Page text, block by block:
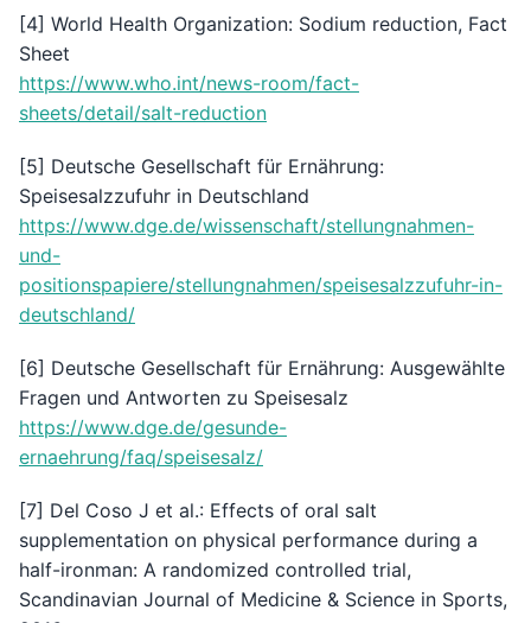
[4] World Health Organization: Sodium reduction, Fact
Sheet
https://www.who.int/news-room/fact-
sheets/detail/salt-reduction
[5] Deutsche Gesellschaft für Ernährung:
Speisesalzzufuhr in Deutschland
https://www.dge.de/wissenschaft/stellungnahmen-
und-
positionspapiere/stellungnahmen/speisesalzzufuhr-in-
deutschland/
[6] Deutsche Gesellschaft für Ernährung: Ausgewählte
Fragen und Antworten zu Speisesalz
https://www.dge.de/gesunde-
ernaehrung/faq/speisesalz/
[7] Del Coso J et al.: Effects of oral salt
supplementation on physical performance during a
half-ironman: A randomized controlled trial,
Scandinavian Journal of Medicine & Science in Sports,